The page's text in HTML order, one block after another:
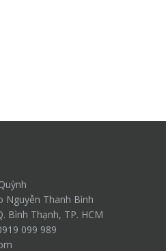
Nguyễn Thanh Bình
Bình Thạnh, TP. HCM
099 989